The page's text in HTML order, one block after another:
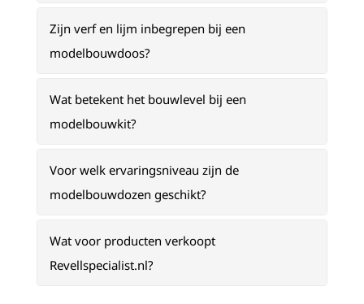
Zijn verf en lijm inbegrepen bij een
modelbouwdoos?
Wat betekent het bouwlevel bij een
modelbouwkit?
Voor welk ervaringsniveau zijn de
modelbouwdozen geschikt?
Wat voor producten verkoopt
Revellspecialist.nl?